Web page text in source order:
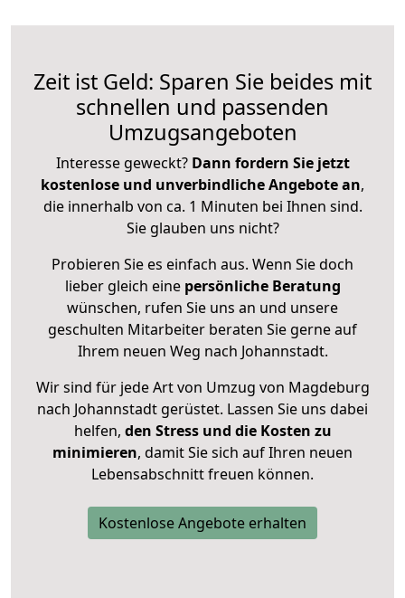
Zeit ist Geld: Sparen Sie beides mit
schnellen und passenden
Umzugsangeboten
Interesse geweckt? Dann fordern Sie jetzt
kostenlose und unverbindliche Angebote an,
die innerhalb von ca. 1 Minuten bei Ihnen sind.
Sie glauben uns nicht?
Probieren Sie es einfach aus. Wenn Sie doch
lieber gleich eine persönliche Beratung
wünschen, rufen Sie uns an und unsere
geschulten Mitarbeiter beraten Sie gerne auf
Ihrem neuen Weg nach Johannstadt.
Wir sind für jede Art von Umzug von Magdeburg
nach Johannstadt gerüstet. Lassen Sie uns dabei
helfen, den Stress und die Kosten zu
minimieren, damit Sie sich auf Ihren neuen
Lebensabschnitt freuen können.
Kostenlose Angebote erhalten